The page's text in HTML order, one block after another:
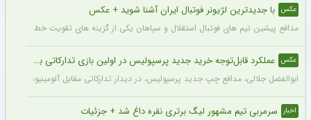
عکس با جدیدترین لژیونر فوتبال ایران آشنا شوید + عکس
مدافع پیشین تیم های فوتبال استقلال و سپاهان یکی از گزینه های تقویت خط دفاعی
عکس عملکرد قابل‌توجه خرید جدید پرسپولیس در اولین بازی تدارکاتی برای این تیم + عکس
ابوالفضل جلالی، مدافع چپ جدید پرسپولیس، در دیدار تدارکاتی مقابل آلومینیوم
اخبار سرمربی تیم مشهور لیگ برتری نقره داغ شد + جزئیات